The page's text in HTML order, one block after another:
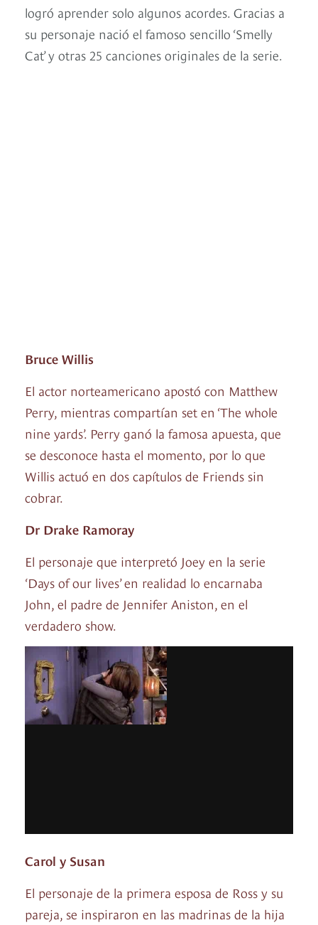
logró aprender solo algunos acordes. Gracias a
su personaje nació el famoso sencillo ‘Smelly
Cat’ y otras 25 canciones originales de la serie.
Bruce Willis
El actor norteamericano apostó con Matthew
Perry, mientras compartían set en ‘The whole
nine yards’. Perry ganó la famosa apuesta, que
se desconoce hasta el momento, por lo que
Willis actuó en dos capítulos de Friends sin
cobrar.
Dr Drake Ramoray
El personaje que interpretó Joey en la serie
‘Days of our lives’ en realidad lo encarnaba
John, el padre de Jennifer Aniston, en el
verdadero show.
Carol y Susan
El personaje de la primera esposa de Ross y su
pareja, se inspiraron en las madrinas de la hija